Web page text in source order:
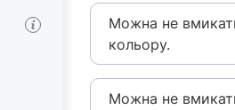
Можна не
кольору.
Можна не